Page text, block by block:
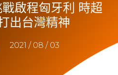
戰啟程匈牙利 時超
出台灣精神
2021 / 08 / 03